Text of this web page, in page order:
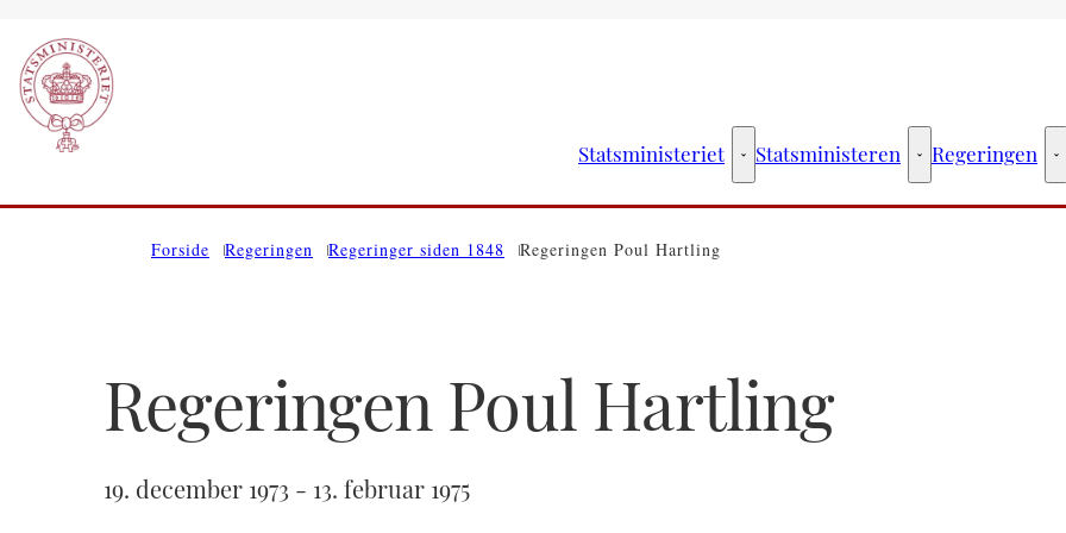
Statsministeriet Statsministeriet - Flere links
Statsministeren Statsministeren -
Regeringen
Forside Regeringen Regeringer siden 1848 Regeringen Poul Hartling
Regeringen Poul Hartling
19. december 1973 - 13. februar 1975